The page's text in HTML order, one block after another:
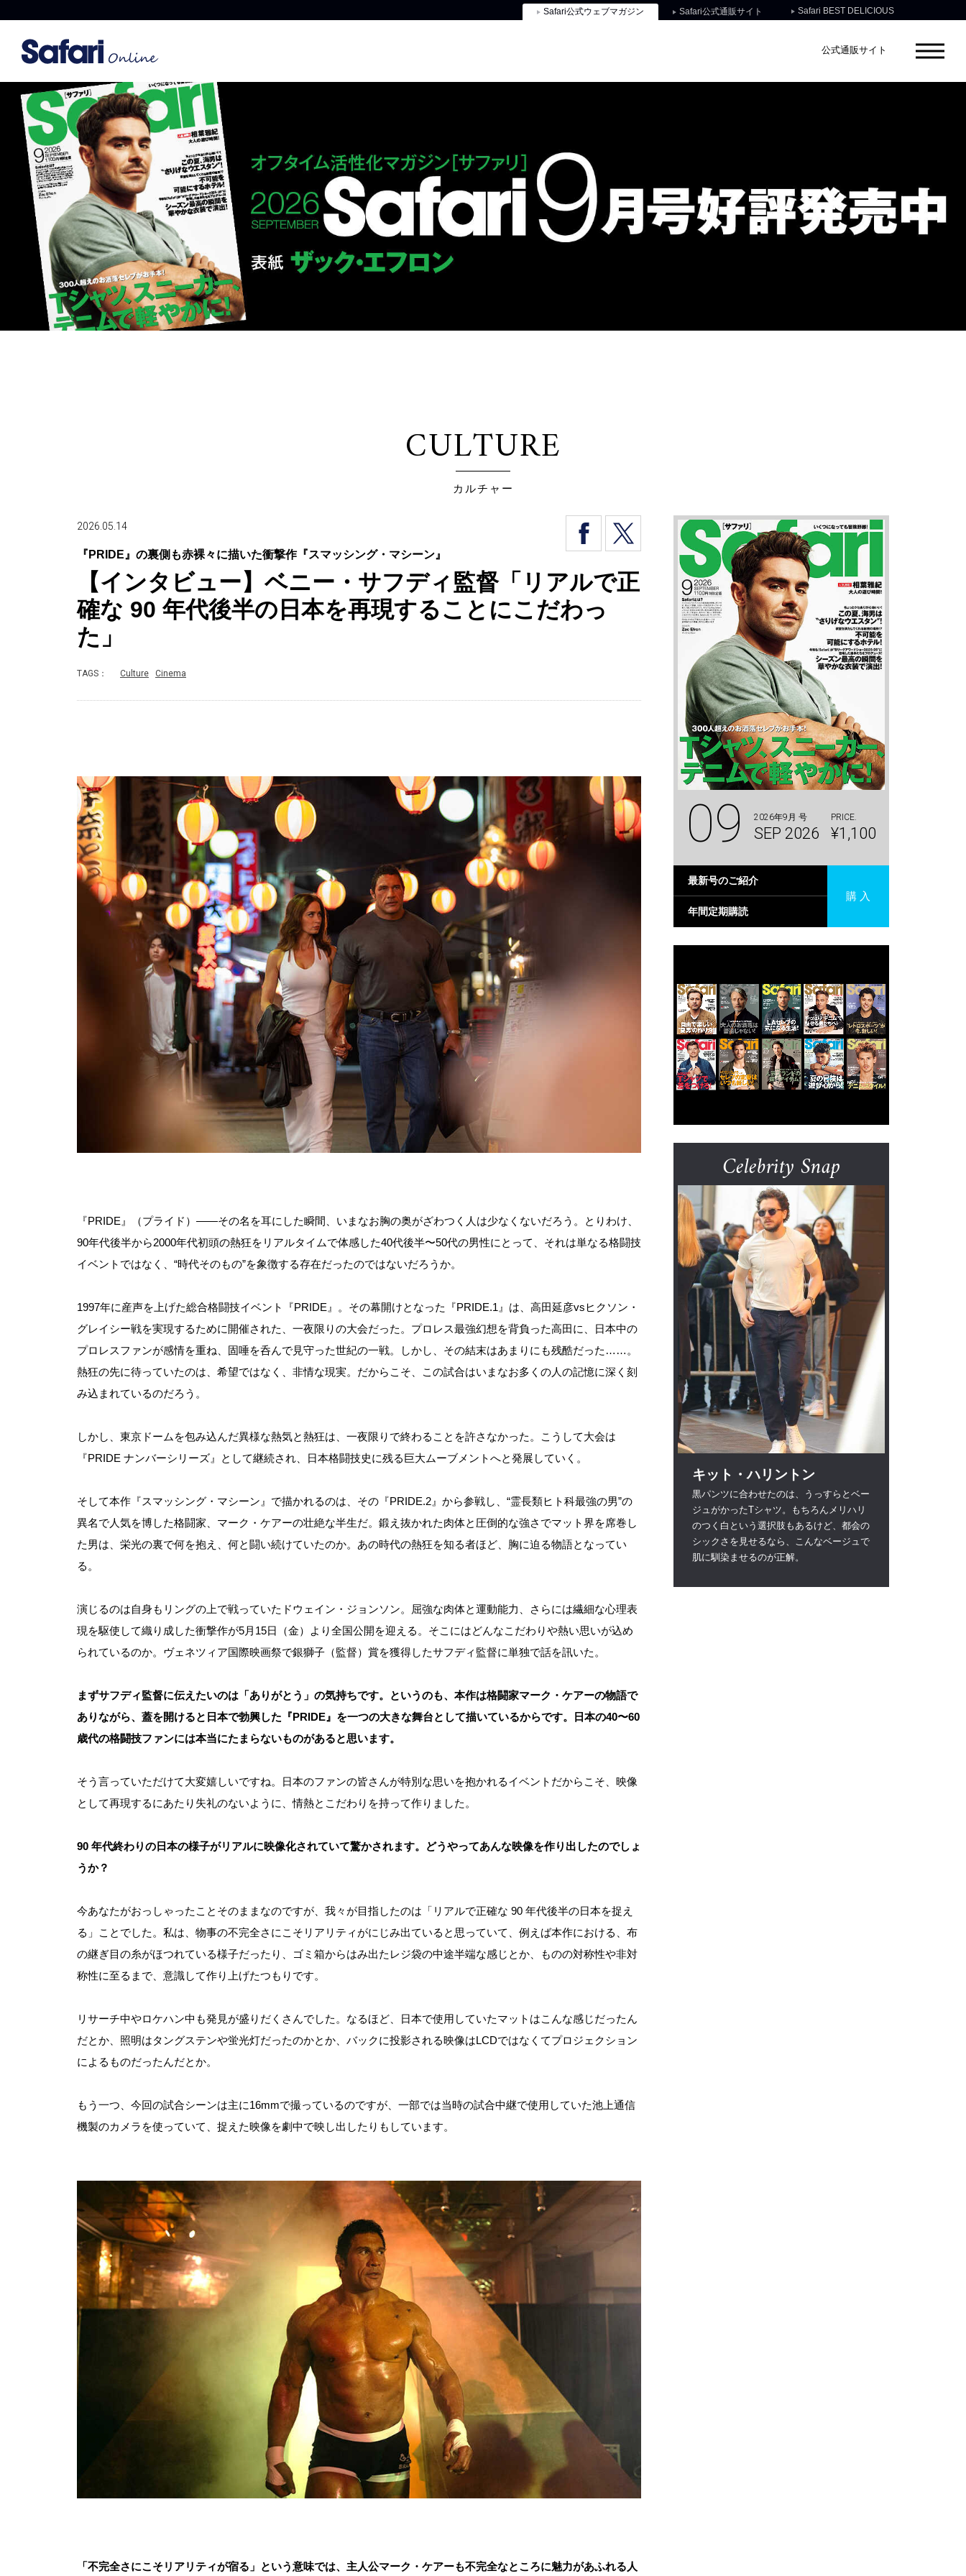
Safari公式ウェブマガジン Safari公式通販サイト Safari BEST DELICIOUS
公式通販サイト
CULTURE
カルチャー
2026.05.14
『PRIDE』の裏側も赤裸々に描いた衝撃作『スマッシング・マシーン』
【インタビュー】ベニー・サフディ監督「リアルで正
確な 90 年代後半の日本を再現することにこだわっ
た」
TAGS： Culture Cinema
『PRIDE』（プライド）――その名を耳にした瞬間、いまなお胸の奥がざわつく人は少なくないだろう。とりわけ、
90年代後半から2000年代初頭の熱狂をリアルタイムで体感した40代後半〜50代の男性にとって、それは単なる格闘技
イベントではなく、“時代そのもの”を象徴する存在だったのではないだろうか。
1997年に産声を上げた総合格闘技イベント『PRIDE』。その幕開けとなった『PRIDE.1』は、高田延彦vsヒクソン・
グレイシー戦を実現するために開催された、一夜限りの大会だった。プロレス最強幻想を背負った高田に、日本中の
プロレスファンが感情を重ね、固唾を呑んで見守った世紀の一戦。しかし、その結末はあまりにも残酷だった……。
熱狂の先に待っていたのは、希望ではなく、非情な現実。だからこそ、この試合はいまなお多くの人の記憶に深く刻
み込まれているのだろう。
しかし、東京ドームを包み込んだ異様な熱気と熱狂は、一夜限りで終わることを許さなかった。こうして大会は
『PRIDE ナンバーシリーズ』として継続され、日本格闘技史に残る巨大ムーブメントへと発展していく。
そして本作『スマッシング・マシーン』で描かれるのは、その『PRIDE.2』から参戦し、“霊長類ヒト科最強の男”の
異名で人気を博した格闘家、マーク・ケアーの壮絶な半生だ。鍛え抜かれた肉体と圧倒的な強さでマット界を席巻し
た男は、栄光の裏で何を抱え、何と闘い続けていたのか。あの時代の熱狂を知る者ほど、胸に迫る物語となってい
る。
演じるのは自身もリングの上で戦っていたドウェイン・ジョンソン。屈強な肉体と運動能力、さらには繊細な心理表
現を駆使して織り成した衝撃作が5月15日（金）より全国公開を迎える。そこにはどんなこだわりや熱い思いが込め
られているのか。ヴェネツィア国際映画祭で銀獅子（監督）賞を獲得したサフディ監督に単独で話を訊いた。
まずサフディ監督に伝えたいのは「ありがとう」の気持ちです。というのも、本作は格闘家マーク・ケアーの物語で
ありながら、蓋を開けると日本で勃興した『PRIDE』を一つの大きな舞台として描いているからです。日本の40〜60
歳代の格闘技ファンには本当にたまらないものがあると思います。
そう言っていただけて大変嬉しいですね。日本のファンの皆さんが特別な思いを抱かれるイベントだからこそ、映像
として再現するにあたり失礼のないように、情熱とこだわりを持って作りました。
90 年代終わりの日本の様子がリアルに映像化されていて驚かされます。どうやってあんな映像を作り出したのでしょ
うか？
今あなたがおっしゃったことそのままなのですが、我々が目指したのは「リアルで正確な 90 年代後半の日本を捉え
る」ことでした。私は、物事の不完全さにこそリアリティがにじみ出ていると思っていて、例えば本作における、布
の継ぎ目の糸がほつれている様子だったり、ゴミ箱からはみ出たレジ袋の中途半端な感じとか、ものの対称性や非対
称性に至るまで、意識して作り上げたつもりです。
リサーチ中やロケハン中も発見が盛りだくさんでした。なるほど、日本で使用していたマットはこんな感じだったん
だとか、照明はタングステンや蛍光灯だったのかとか、バックに投影される映像はLCDではなくてプロジェクション
によるものだったんだとか。
もう一つ、今回の試合シーンは主に16mmで撮っているのですが、一部では当時の試合中継で使用していた池上通信
機製のカメラを使っていて、捉えた映像を劇中で映し出したりもしています。
「不完全さにこそリアリティが宿る」という意味では、主人公マーク・ケアーも不完全なところに魅力があふれる人
09 2026年9月 号
SEP 2026
PRICE.
¥1,100
最新号のご紹介
年間定期購読
購 入
Celebrity Snap
キット・ハリントン
黒パンツに合わせたのは、うっすらとベー
ジュがかったTシャツ。もちろんメリハリ
のつく白という選択肢もあるけど、都会の
シックさを見せるなら、こんなベージュで
肌に馴染ませるのが正解。